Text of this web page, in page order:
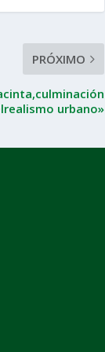
PRÓXIMO
urbano»